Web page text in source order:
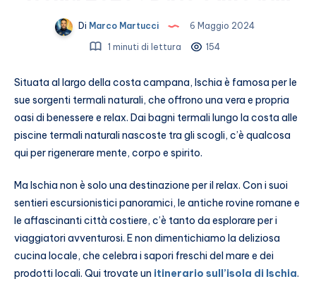
Di Marco Martucci
6 Maggio 2024
1 minuti di lettura
154
Situata al largo della costa campana, Ischia è famosa per le
sue sorgenti termali naturali, che offrono una vera e propria
oasi di benessere e relax. Dai bagni termali lungo la costa alle
piscine termali naturali nascoste tra gli scogli, c’è qualcosa
qui per rigenerare mente, corpo e spirito.
Ma Ischia non è solo una destinazione per il relax. Con i suoi
sentieri escursionistici panoramici, le antiche rovine romane e
le affascinanti città costiere, c’è tanto da esplorare per i
viaggiatori avventurosi. E non dimentichiamo la deliziosa
cucina locale, che celebra i sapori freschi del mare e dei
prodotti locali. Qui trovate un itinerario sull’isola di Ischia.